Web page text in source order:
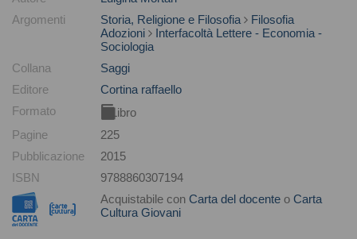
Argomenti
Storia, Religione e Filosofia
Filosofia
Adozioni
Interfacoltà Lettere - Economia -
Sociologia
Collana
Saggi
Editore
Cortina raffaello
Formato
Libro
Pagine
225
Pubblicazione
2015
ISBN
9788860307194
Acquistabile con Carta del docente o Carta
Cultura Giovani